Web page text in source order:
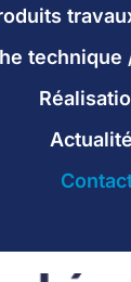
technique